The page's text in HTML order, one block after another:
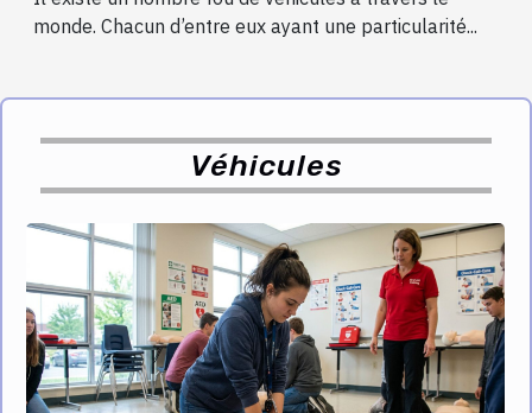
monde. Chacun d’entre eux ayant une particularité...
Véhicules